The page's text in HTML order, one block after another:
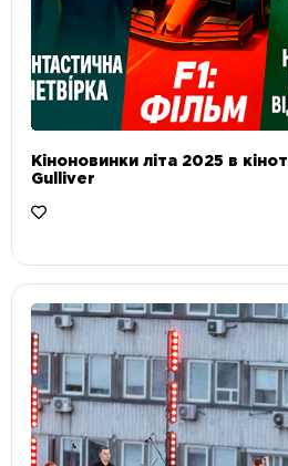
Кіноновинки літа 2025 в
Gulliver